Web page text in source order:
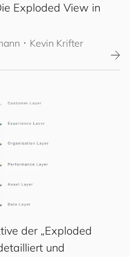
Exploded View in
･ Kevin Krifter
der „Exploded
und